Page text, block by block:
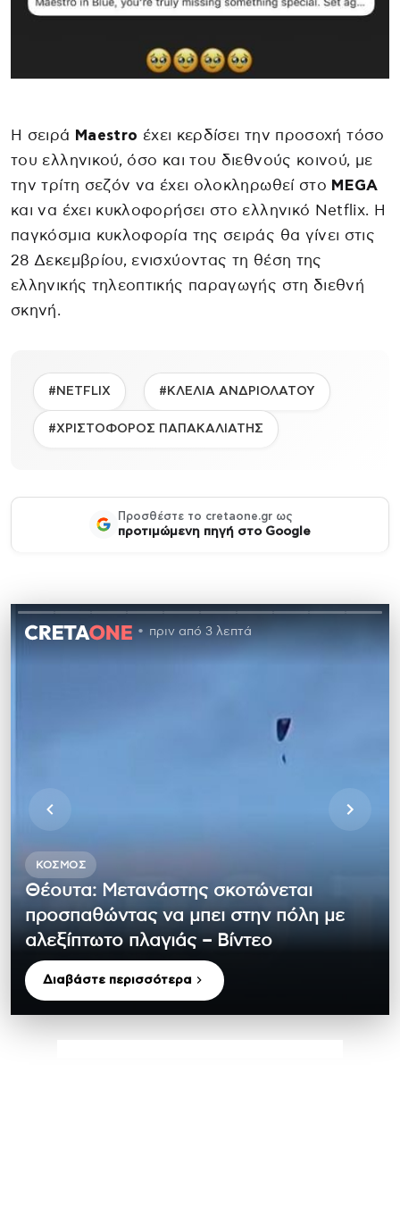
Η σειρά Maestro έχει κερδίσει την προσοχή τόσο
του ελληνικού, όσο και του διεθνούς κοινού, με
την τρίτη σεζόν να έχει ολοκληρωθεί στο MEGA
και να έχει κυκλοφορήσει στο ελληνικό Netflix. Η
παγκόσμια κυκλοφορία της σειράς θα γίνει στις
28 Δεκεμβρίου, ενισχύοντας τη θέση της
ελληνικής τηλεοπτικής παραγωγής στη διεθνή
σκηνή.
#NETFLIX #ΚΛΕΛΙΑ ΑΝΔΡΙΟΛΑΤΟΥ
#ΧΡΙΣΤΟΦΟΡΟΣ ΠΑΠΑΚΑΛΙΑΤΗΣ
Προσθέστε το cretaone.gr ως
προτιμώμενη πηγή στο Google
πριν από 3 λεπτά
ΚΌΣΜΟΣ
Θέουτα: Μετανάστης σκοτώνεται
προσπαθώντας να μπει στην πόλη με
αλεξίπτωτο πλαγιάς – Βίντεο
Διαβάστε περισσότερα